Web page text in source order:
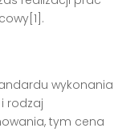
wykonania
rodzaj
tym cena